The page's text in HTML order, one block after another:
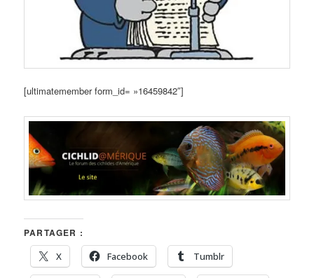
[ultimatemember form_id= »16459842″]
PARTAGER :
X
Facebook Tumblr